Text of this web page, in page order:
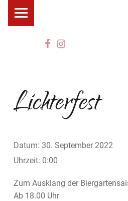
Lichterfest
Datum: 30. September 2022
Uhrzeit: 0:00
Zum Ausklang der
Ab 18.00 Uhr